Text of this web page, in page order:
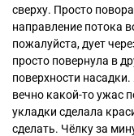
сверху. Просто
направление потока
пожалуйста, дует
просто повернула в
поверхности
вечно какой-то ужас
укладки сделала
сделать. Чёлку за